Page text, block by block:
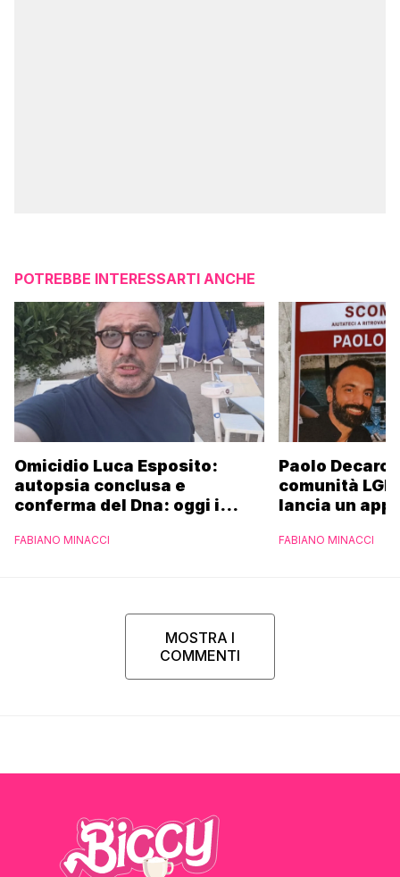
POTREBBE INTERESSARTI ANCHE
Omicidio Luca Esposito:
autopsia conclusa e
conferma del Dna: oggi i
FABIANO MINACCI
Paolo Decaro
comunità
lancia un
FABIANO MINACCI
MOSTRA I
COMMENTI